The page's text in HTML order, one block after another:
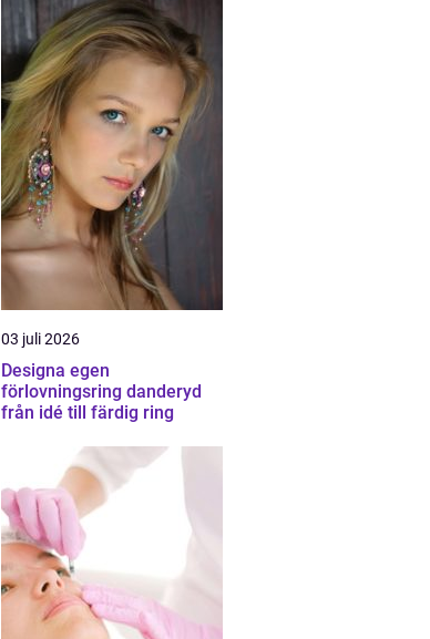
03 juli 2026
Designa egen
förlovningsring danderyd
från idé till färdig ring